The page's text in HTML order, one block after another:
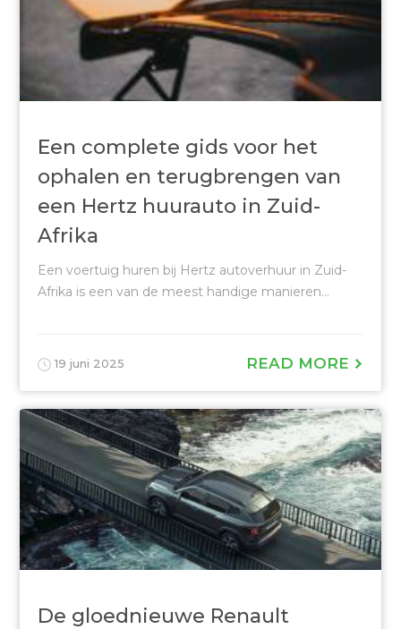
Een complete gids voor het
ophalen en terugbrengen van
een Hertz huurauto in Zuid-
Afrika
Een voertuig huren bij Hertz autoverhuur in Zuid-
Afrika is een van de meest handige manieren...
19 juni 2025 READ MORE
De gloednieuwe Renault